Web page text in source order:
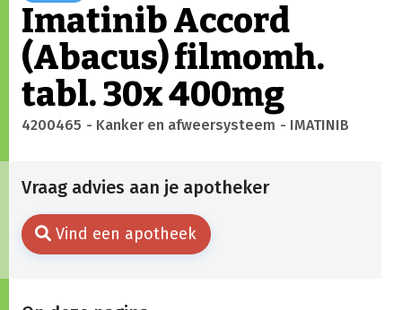
Imatinib Accord
(Abacus) filmomh.
tabl. 30x 400mg
4200465 - Kanker en afweersysteem - IMATINIB
Vraag advies aan je apotheker
Vind een apotheek